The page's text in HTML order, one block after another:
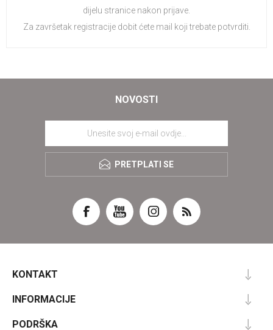
dijelu stranice nakon prijave.
Za završetak registracije dobit ćete mail koji trebate potvrditi.
NOVOSTI
PRETPLATI SE
KONTAKT
INFORMACIJE
PODRŠKA